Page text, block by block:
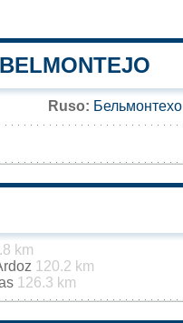
Ruso: Бельмонтехо
km
120.2 km
126.3 km